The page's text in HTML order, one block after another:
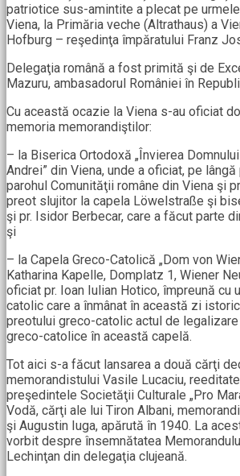
patriotice sus-amintite a plecat pe
Viena, la Primăria veche (Altrathaus) a
Hofburg – reşedinţa împăratului Franz
Delegaţia română a fost primită şi de
Mazuru, ambasadorul României în
Cu această ocazie la Viena s-au oficiat
memoria memorandiştilor:
– la Biserica Ortodoxă „Învierea
Andrei” din Viena, unde a oficiat, pe lângă
parohul Comunităţii române din Viena şi
preot slujitor la capela Löwelstraße şi
şi pr. Isidor Berbecar, care a făcut parte
şi
– la Capela Greco-Catolică „Dom von
Katharina Kapelle, Domplatz 1, Wiener
oficiat pr. Ioan Iulian Hotico, împreună cu
catolic care a înmânat în această zi
preotului greco-catolic actul de
greco-catolice în această capelă.
Tot aici s-a făcut lansarea a două cărţi
memorandistului Vasile Lucaciu,
preşedintele Societăţii Culturale „Pro
Vodă, cărţi ale lui Tiron Albani,
şi Augustin Iuga, apărută în 1940. La
vorbit despre însemnătatea
Lechinţan din delegaţia clujeană.